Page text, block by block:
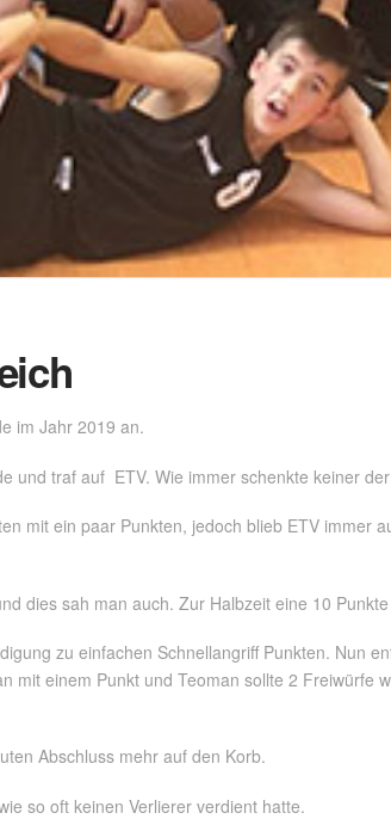
im Jahr 2019 an.
und traf auf ETV. Wie immer schenkte keiner
mit ein paar Punkten, jedoch blieb ETV immer
dies sah man auch. Zur Halbzeit eine 10
zu einfachen Schnellangriff Punkten. Nun
mit einem Punkt und Teoman sollte 2 Freiwürfe
Abschluss mehr auf den Korb.
so oft keinen Verlierer verdient hatte.